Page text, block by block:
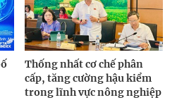
Thống nhất cơ chế phân
cấp, tăng cường hậu kiểm
trong lĩnh vực nông nghiệp